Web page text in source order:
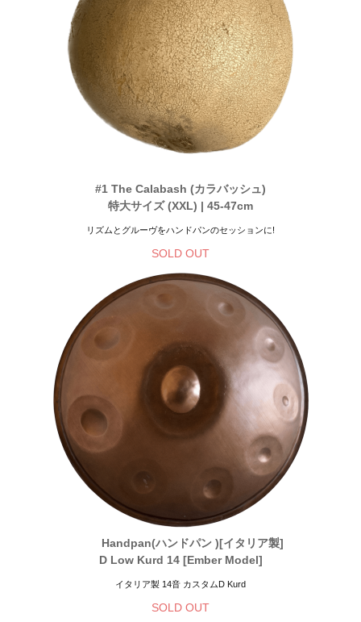
#1 The Calabash (カラバッシュ)
特大サイズ (XXL) | 45-47cm
リズムとグルーヴをハンドパンのセッションに!
SOLD OUT
Handpan(ハンドパン )[イタリア製]
D Low Kurd 14 [Ember Model]
イタリア製 14音 カスタムD Kurd
SOLD OUT